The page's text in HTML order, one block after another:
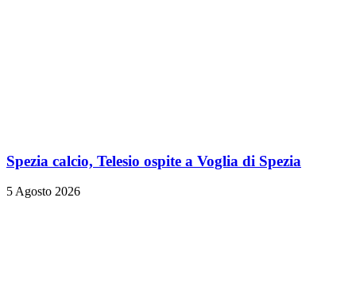
Spezia calcio, Telesio ospite a Voglia di Spezia
5 Agosto 2026